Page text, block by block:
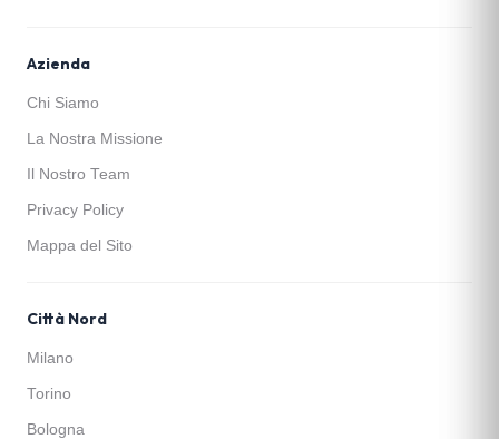
Azienda
Chi Siamo
La Nostra Missione
Il Nostro Team
Privacy Policy
Mappa del Sito
Città Nord
Milano
Torino
Bologna